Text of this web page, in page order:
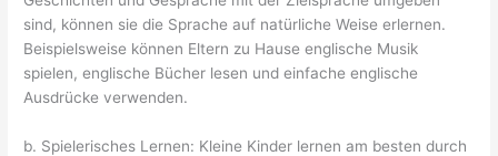
sind, können sie die Sprache auf natürliche Weise erlernen.
Beispielsweise können Eltern zu Hause englische Musik
spielen, englische Bücher lesen und einfache englische
Ausdrücke verwenden.
b. Spielerisches Lernen: Kleine Kinder lernen am besten durch